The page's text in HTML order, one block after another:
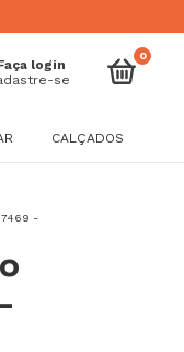
login
se
0
CALÇADOS
-